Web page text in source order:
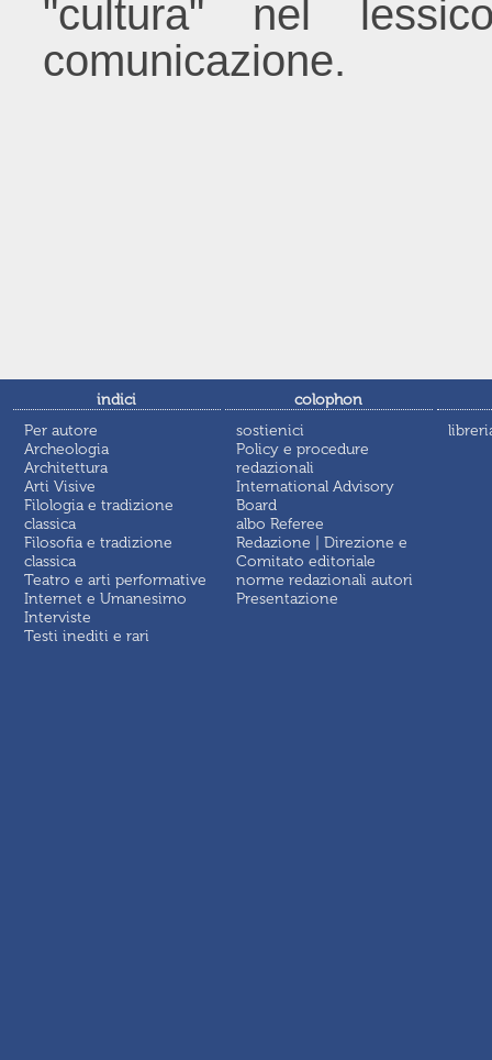
"cultura" nel
comunicazione.
indici
Per autore
Archeologia
Architettura
Arti Visive
Filologia e tradizione
classica
Filosofia e tradizione
classica
Teatro e arti performative
Internet e Umanesimo
Interviste
Testi inediti e rari
colophon
sostienici
Policy e procedure
redazionali
International Advisory
Board
albo Referee
Redazione | Direzione e
Comitato editoriale
norme redazionali autori
Presentazione